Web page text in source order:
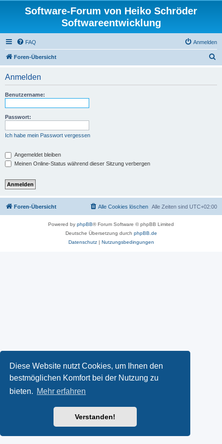
Diese Website nutzt Cookies, um Ihnen den
bestmöglichen Komfort bei der Nutzung zu
bieten. Mehr erfahren
Verstanden!
Software-Forum von Heiko Schröder
Softwareentwicklung
FAQ Anmelden
Foren-Übersicht
Anmelden
Benutzername:
Passwort:
Ich habe mein Passwort vergessen
Angemeldet bleiben
Meinen Online-Status während dieser Sitzung verbergen
Foren-Übersicht Alle Zeiten sind UTC+02:00
Alle Cookies löschen
Powered by phpBB® Forum Software © phpBB Limited
Deutsche Übersetzung durch phpBB.de
Datenschutz| Nutzungsbedingungen